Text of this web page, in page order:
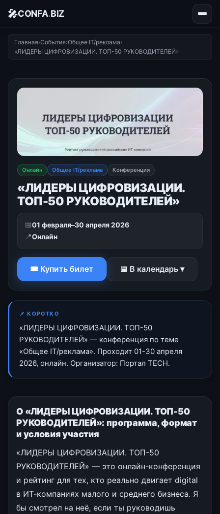
🎤CONFA.BIZ
Главная›События›Общее IT/реклама›
«ЛИДЕРЫ ЦИФРОВИЗАЦИИ. ТОП-50 РУКОВОДИТЕЛЕЙ»
Онлайн Общее IT/реклама Конференция
«ЛИДЕРЫ ЦИФРОВИЗАЦИИ.
ТОП-50 РУКОВОДИТЕЛЕЙ»
📅01 февраля–30 апреля 2026
📍Онлайн
🎟 Купить билет 📅 В календарь ▾
📌 КОРОТКО
«ЛИДЕРЫ ЦИФРОВИЗАЦИИ. ТОП-50
РУКОВОДИТЕЛЕЙ» — конференция по теме
«Общее IT/реклама». Проходит 01-30 апреля
2026, онлайн. Организатор: Портал TECH.
О «ЛИДЕРЫ ЦИФРОВИЗАЦИИ. ТОП-50
РУКОВОДИТЕЛЕЙ»: программа, формат
и условия участия
«ЛИДЕРЫ ЦИФРОВИЗАЦИИ. ТОП-50
РУКОВОДИТЕЛЕЙ» — это онлайн-конференция
и рейтинг для тех, кто реально двигает digital
в ИТ-компаниях малого и среднего бизнеса. Я
бы смотрел на неё, если ты руководишь